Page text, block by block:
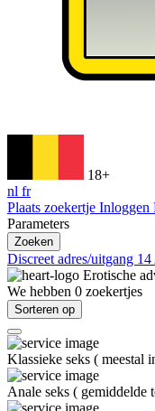
18+
nl fr
Plaats zoekertje Inloggen
Parameters
Zoeken
Discreet adres/uitgang 14
Erotische
We hebben 0 zoekertjes
Sorteren op
Klassieke seks ( meestal
Anale seks ( gemiddelde